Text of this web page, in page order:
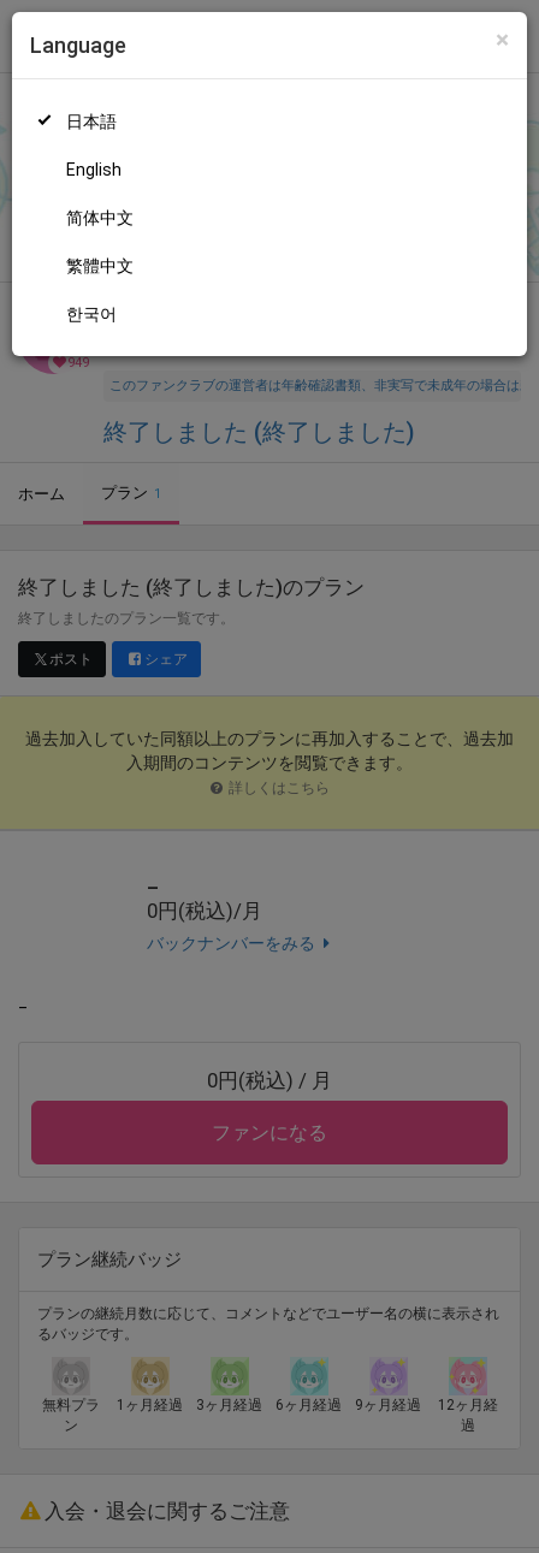
トップ
×
Language
日本語
English
简体中文
繁體中文
한국어
949
全年齢向け
このファンクラブの運営者は年齢確認書類、非実写で未成年の場合は
終了しました (終了しました)
ホーム プラン 1
終了しました (終了しました)のプラン
終了しましたのプラン一覧です。
ポスト シェア
過去加入していた同額以上のプランに再加入することで、過去加
入期間のコンテンツを閲覧できます。
詳しくはこちら
0円(税込)/月
バックナンバーをみる
0円(税込) / 月
ファンになる
プラン継続バッジ
プランの継続月数に応じて、コメントなどでユーザー名の横に表示され
るバッジです。
無料プラ
ン
1ヶ月経過 3ヶ月経過 6ヶ月経過 9ヶ月経過
12ヶ月経
過
入会・退会に関するご注意